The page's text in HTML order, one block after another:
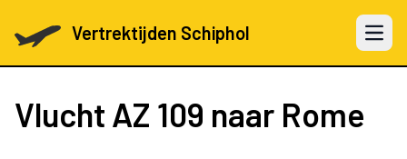
Vertrektijden Schiphol Open
Vlucht AZ 109 naar Rome